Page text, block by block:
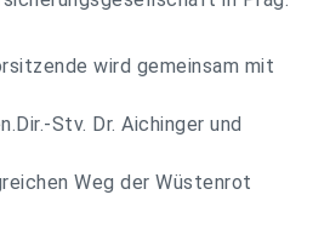
wird gemeinsam mit
Stv. Dr. Aichinger und
Weg der Wüstenrot